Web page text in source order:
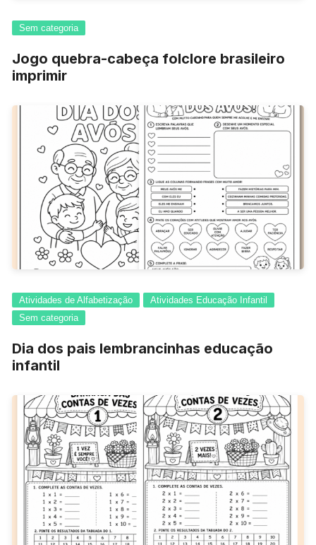
Sem categoria
Jogo quebra-cabeça folclore brasileiro
imprimir
Atividades de Alfabetização
Atividades Educação Infantil
Sem categoria
Dia dos pais lembrancinhas educação
infantil